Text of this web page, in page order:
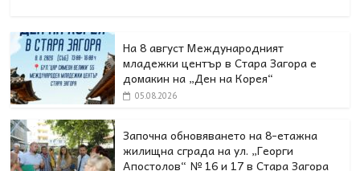
На 8 август Международният
младежки център в Стара Загора е
домакин на „Ден на Корея“
05.08.2026
Започна обновяването на 8-етажна
жилищна сграда на ул. „Георги
Апостолов“ № 16 и 17 в Стара Загора